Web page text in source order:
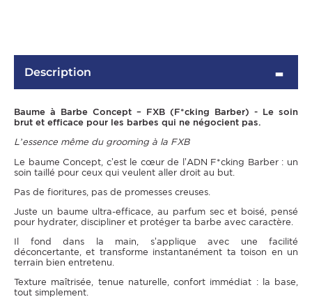
Description
Baume à Barbe Concept – FXB (F*cking Barber) - Le soin
brut et efficace pour les barbes qui ne négocient pas.
L’essence même du grooming à la FXB
Le baume Concept, c’est le cœur de l’ADN F*cking Barber : un
soin taillé pour ceux qui veulent aller droit au but.
Pas de fioritures, pas de promesses creuses.
Juste un baume ultra-efficace, au parfum sec et boisé, pensé
pour hydrater, discipliner et protéger ta barbe avec caractère.
Il fond dans la main, s’applique avec une facilité
déconcertante, et transforme instantanément ta toison en un
terrain bien entretenu.
Texture maîtrisée, tenue naturelle, confort immédiat : la base,
tout simplement.